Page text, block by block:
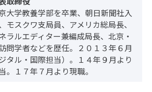
大学教養学部を卒業、朝日新聞社入
モスクワ支局員、アメリカ総局長、
ラルエディター兼編成局長、北京・
問学者などを歴任。２０１３年６月
タル・国際担当）。１４年９月より
。１７年７月より現職。